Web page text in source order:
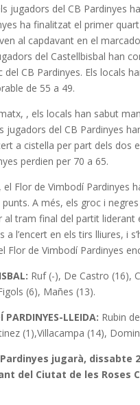
jugadors del CB Pardinyes
ha finalitzat el primer
al capdavant en el
del Castellbisbal han
del CB Pardinyes. Els locals
de 55 a 49.
, els locals han sabut
jugadors del CB Pardinyes
a cistella per part dels
perdien per 70 a 65.
el Flor de Vimbodí Pardinyes
A més, els groc i
al tram final del partit
a l’encert en els tirs lliures, i
Flor de Vimbodí Pardinyes
Ruf (-), De Castro (16),
(6), Mañes (13).
PARDINYES-LLEIDA: Rubin
(1),Villacampa (14),
jugarà, dissabte
del Ciutat de les Roses